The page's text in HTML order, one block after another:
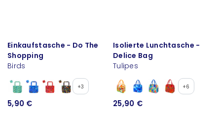
Einkaufstasche - Do The
Shopping
Birds
+3
5,90 €
Isolierte Lunchtasche -
Delice Bag
Tulipes
+6
25,90 €